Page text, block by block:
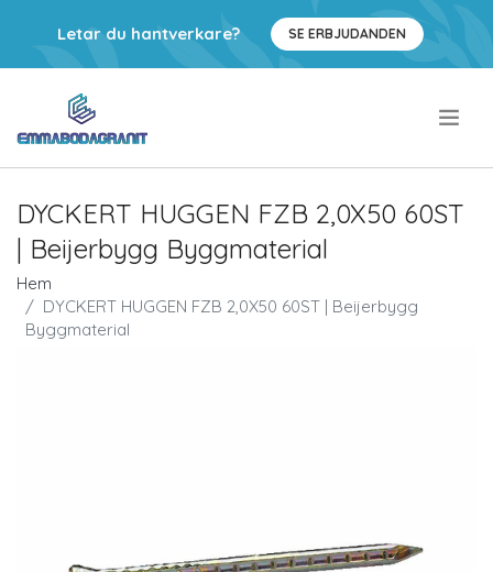
Letar du hantverkare? SE ERBJUDANDEN
DYCKERT HUGGEN FZB 2,0X50 60ST
| Beijerbygg Byggmaterial
Hem
DYCKERT HUGGEN FZB 2,0X50 60ST | Beijerbygg
Byggmaterial